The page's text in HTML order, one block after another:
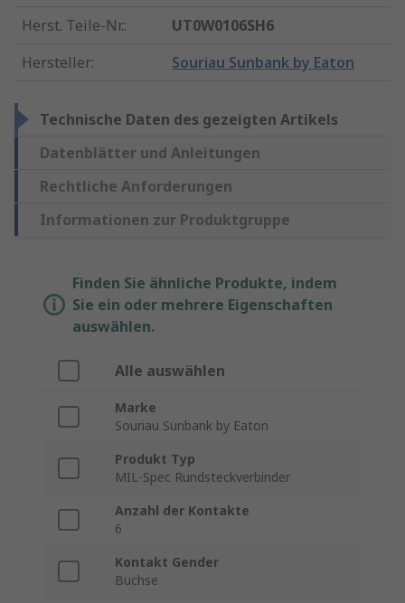
Herst. Teile-Nr.:
UT0W0106SH6
Hersteller: Souriau Sunbank by Eaton
Technische Daten des gezeigten Artikels
Datenblätter und Anleitungen
Rechtliche Anforderungen
Informationen zur Produktgruppe
Finden Sie ähnliche Produkte, indem
Sie ein oder mehrere Eigenschaften
auswählen.
Alle auswählen
Marke
Souriau Sunbank by Eaton
Produkt Typ
MIL-Spec Rundsteckverbinder
Anzahl der Kontakte
6
Kontakt Gender
Buchse